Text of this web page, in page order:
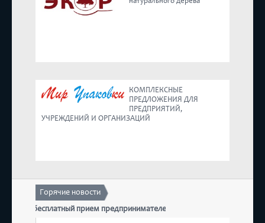
Предложения
КОМПЛЕКСНЫЕ
ПРЕДЛОЖЕНИЯ ДЛЯ
ПРЕДПРИЯТИЙ,
УЧРЕЖДЕНИЙ И ОРГАНИЗАЦИЙ
Горячие новости
бесплатный прием предпринимателей